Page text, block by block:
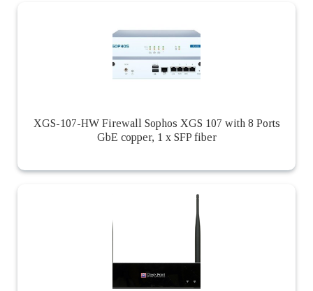
XGS-107-HW Firewall Sophos XGS 107 with 8 Ports
GbE copper, 1 x SFP fiber